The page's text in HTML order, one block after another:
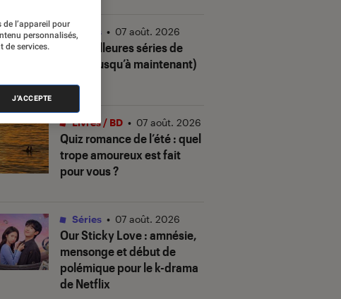
Les meilleures séries de
2026 (jusqu’à maintenant)
Séries • 07 août. 2026
Quiz romance de l’été : quel
trope amoureux est fait
pour vous ?
Livres / BD • 07 août. 2026
Our Sticky Love: amnésie,
mensonge et début de
polémique pour le k-drama
de Netflix
Séries • 07 août. 2026
l’appareil pour
personnalisés,
de services.
J'ACCEPTE